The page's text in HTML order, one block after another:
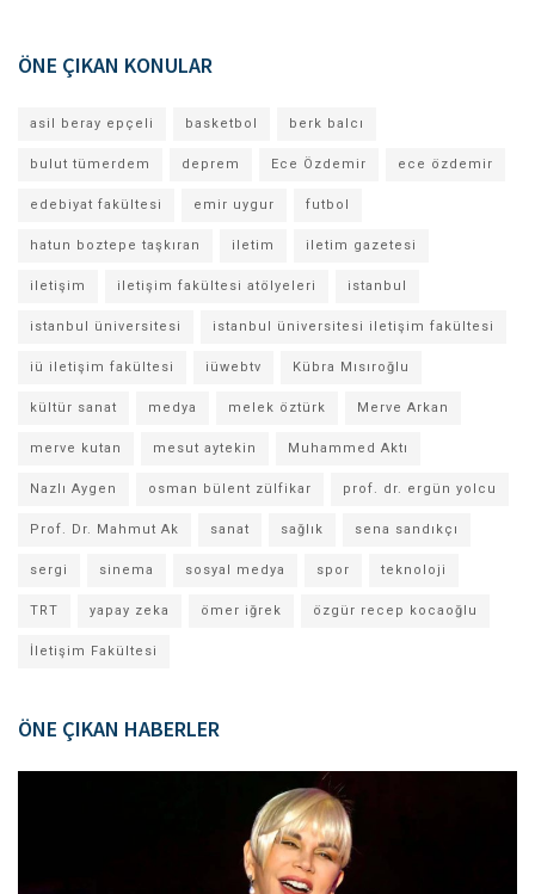
ÖNE ÇIKAN KONULAR
asil beray epçeli basketbol berk balcı
bulut tümerdem deprem Ece Özdemir ece özdemir
edebiyat fakültesi emir uygur futbol
hatun boztepe taşkıran iletim iletim gazetesi
iletişim iletişim fakültesi atölyeleri istanbul
istanbul üniversitesi istanbul üniversitesi iletişim fakültesi
iü iletişim fakültesi iüwebtv Kübra Mısıroğlu
kültür sanat medya melek öztürk Merve Arkan
merve kutan mesut aytekin Muhammed Aktı
Nazlı Aygen osman bülent zülfikar prof. dr. ergün yolcu
Prof. Dr. Mahmut Ak sanat sağlık sena sandıkçı
sergi sinema sosyal medya spor teknoloji
TRT yapay zeka ömer iğrek özgür recep kocaoğlu
İletişim Fakültesi
ÖNE ÇIKAN HABERLER